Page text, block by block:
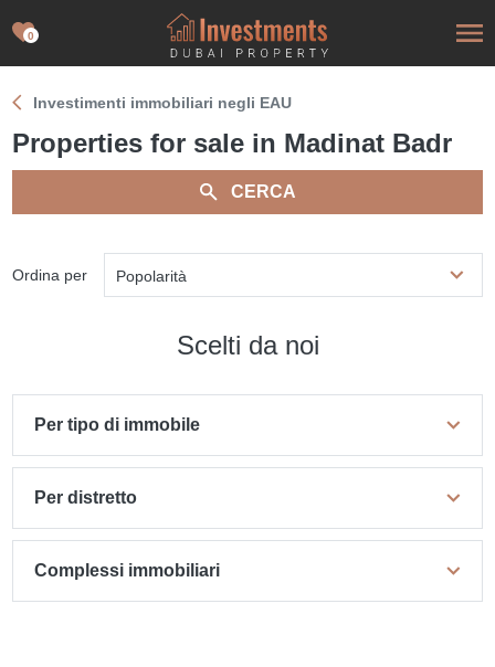
0
Investimenti immobiliari negli EAU
Properties for sale in Madinat Badr
CERCA
Ordina per Popolarità
Scelti da noi
Per tipo di immobile
Per distretto
Complessi immobiliari